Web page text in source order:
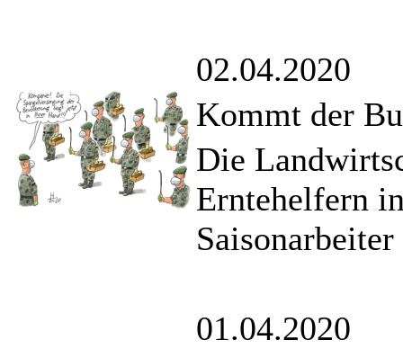
02.04.2020
Kommt der
Die
Erntehelfern
01.04.2020